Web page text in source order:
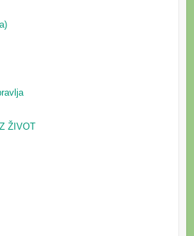
ŽIVOT